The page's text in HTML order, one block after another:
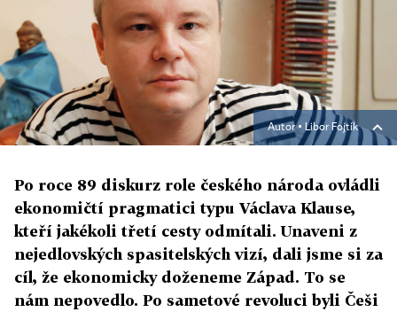
Autor ▪ Libor Fojtík
Po roce 89 diskurz role českého národa ovládli
ekonomičtí pragmatici typu Václava Klause,
kteří jakékoli třetí cesty odmítali. Unaveni z
nejedlovských spasitelských vizí, dali jsme si za
cíl, že ekonomicky doženeme Západ. To se
nám nepovedlo. Po sametové revoluci byli Češi